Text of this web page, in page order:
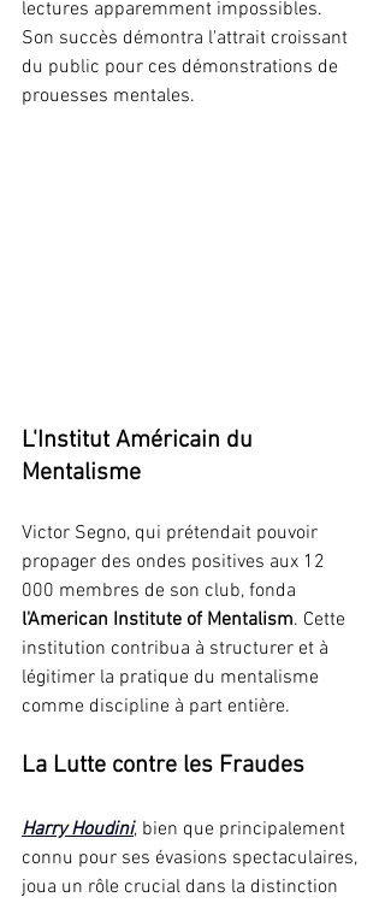
lectures apparemment impossibles.
Son succès démontra l'attrait croissant
du public pour ces démonstrations de
prouesses mentales.
L'Institut Américain du
Mentalisme
Victor Segno, qui prétendait pouvoir
propager des ondes positives aux 12
000 membres de son club, fonda
l'American Institute of Mentalism. Cette
institution contribua à structurer et à
légitimer la pratique du mentalisme
comme discipline à part entière.
La Lutte contre les Fraudes
Harry Houdini, bien que principalement
connu pour ses évasions spectaculaires,
joua un rôle crucial dans la distinction